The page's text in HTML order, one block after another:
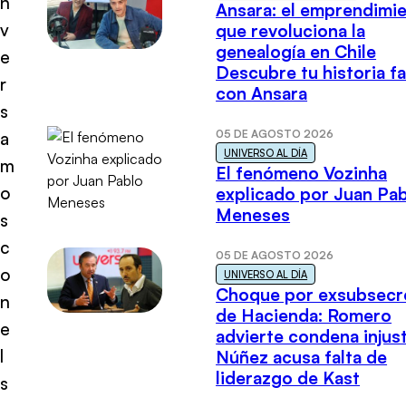
v
e
r
s
a
m
o
s
c
o
n
e
l
s
Ansara: el
que revoluciona la
genealogía en Chile
Descubre tu historia
con Ansara
05 DE AGOSTO 2026
UNIVERSO AL DÍA
El fenómeno Vozinha
explicado por Juan
Meneses
05 DE AGOSTO 2026
UNIVERSO AL DÍA
Choque por
de Hacienda: Romero
advierte condena
Núñez acusa falta de
liderazgo de Kast